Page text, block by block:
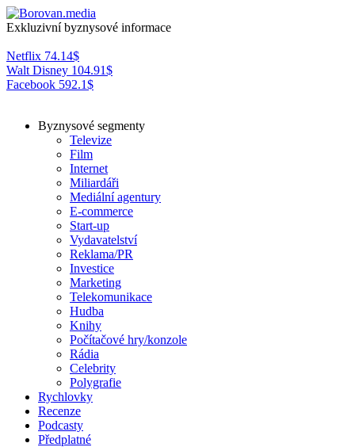
Exkluzivní byznysové informace
Netflix 74.14$
Walt Disney 104.91$
Facebook 592.1$
Byznysové segmenty
Televize
Film
Internet
Miliardáři
Mediální agentury
E-commerce
Start-up
Vydavatelství
Reklama/PR
Investice
Marketing
Telekomunikace
Hudba
Knihy
Počítačové hry/konzole
Rádia
Celebrity
Polygrafie
Rychlovky
Recenze
Podcasty
Předplatné